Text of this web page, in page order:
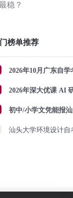
稳？
榜单推荐
2026年10月广东自
汕头大学环境设计自